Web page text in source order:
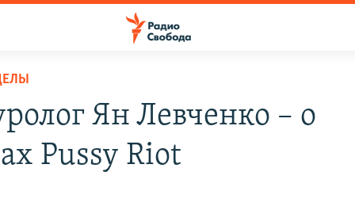
Ян Левченко – о
Pussy Riot